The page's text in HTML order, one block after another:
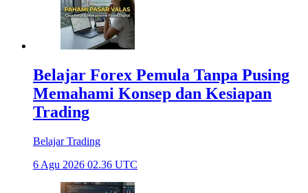
Belajar Forex Pemula Tanpa Pusing
Memahami Konsep dan Kesiapan
Trading
Belajar Trading
6 Agu 2026 02.36 UTC